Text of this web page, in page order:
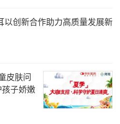
以创新合作助力高质量发展新
皮肤问
子娇嫩